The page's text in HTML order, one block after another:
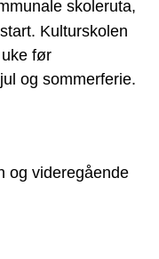
skoleruta,
Kulturskolen
før
og sommerferie.
og videregående